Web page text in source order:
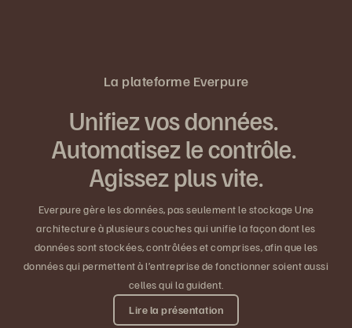
La plateforme Everpure
Unifiez vos données.
Automatisez le contrôle.
Agissez plus vite.
Everpure gère les données, pas seulement le stockage Une
architecture à plusieurs couches qui unifie la façon dont les
données sont stockées, contrôlées et comprises, afin que les
données qui permettent à l’entreprise de fonctionner soient aussi
celles qui la guident.
Lire la présentation